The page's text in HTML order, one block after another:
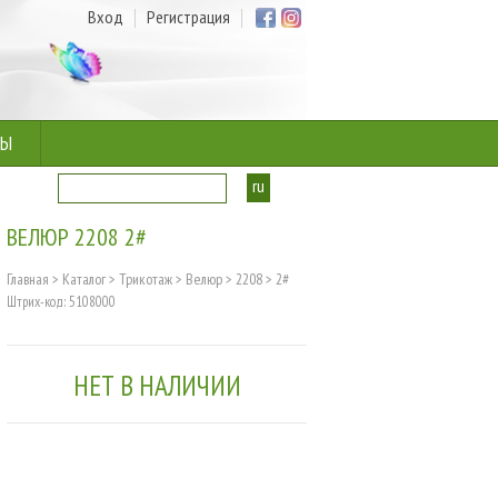
Вход Регистрация
ru
ВЕЛЮР 2208 2#
Главная > Каталог> Трикотаж> Велюр> 2208> 2#
Штрих-код: 5108000
НЕТ В НАЛИЧИИ